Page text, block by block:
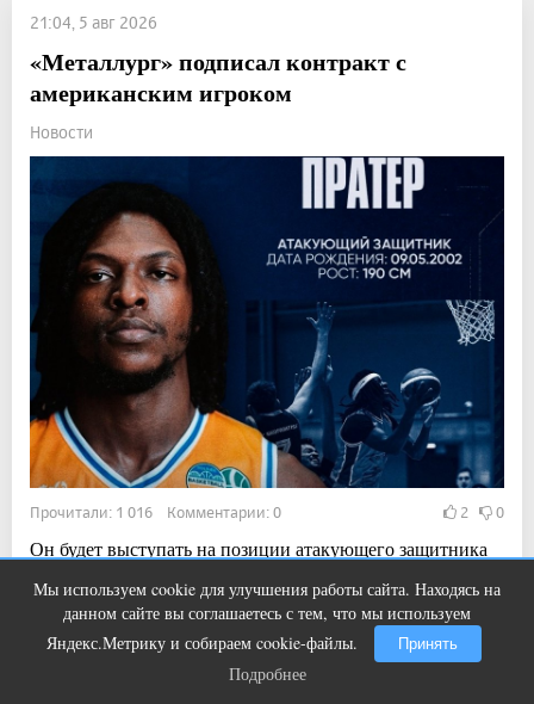
21:04, 5 авг 2026
«Металлург» подписал контракт с
американским игроком
Новости
Прочитали: 1 016 Комментарии: 0 2 0
Он будет выступать на позиции атакующего защитника
14:12, 5 авг 2026
Сын воспитанника «Металлурга» решил
Мы используем cookie для улучшения работы сайта. Находясь на
данном сайте вы соглашаетесь с тем, что мы используем
Яндекс.Метрику и собираем cookie-файлы.
Принять
Подробнее
Королева вагона отожгла! Видео не
оставит равнодушным
Подробнее